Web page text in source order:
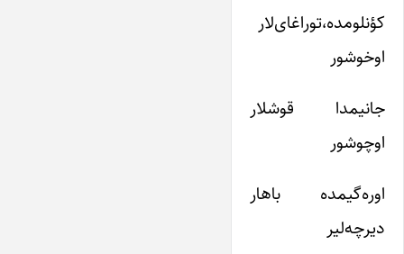
کؤنلومده،توراغای‌لار
اوخوشور
جانیمدا قوشلار
اوچوشور
اوره‌گیمده باهار
دیرچه‌لیر